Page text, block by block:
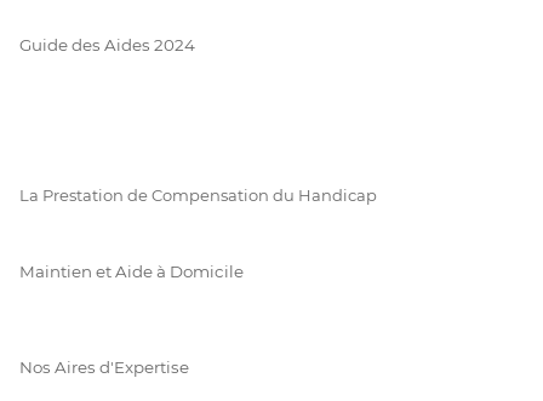
Guide des Aides 2024
La Prestation de Compensation du Handicap
Maintien et Aide à Domicile
Nos Aires d'Expertise